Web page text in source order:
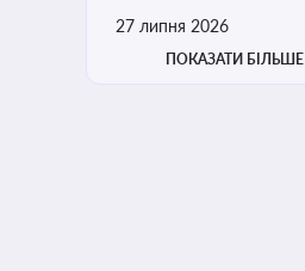
27 липня 2026
ПОКАЗАТИ БІЛЬШЕ